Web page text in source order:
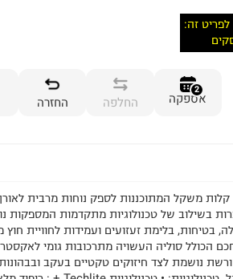
זה:
2
אספקה החלפה החזרה
קלות משקל המתוכננות לספק נוחות מרבית לאורך
בשילוב של טכנולוגיות מתקדמות המספקות
בטיחות, בלימת זעזועים ועמידות לחוויית
הכולל סוליה העשויה מתרכובות גומי
ורשת נושמת לצד חיזוקים טקטיים בעקב